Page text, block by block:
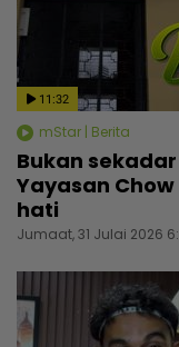
11:32
mStar | Berita
Bukan
Yayasan
hati
Jumaat, 31 Julai 2026